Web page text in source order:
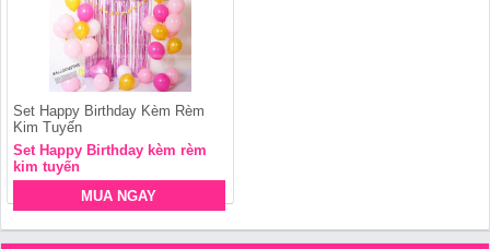
Set Happy Birthday Kèm Rèm
Kim Tuyến
Set Happy Birthday kèm rèm
kim tuyến
MUA NGAY